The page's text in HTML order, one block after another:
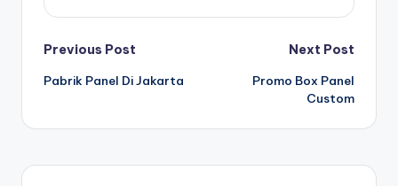
Post
navigation
Previous Post
Pabrik Panel Di Jakarta
Next Post
Promo Box Panel
Custom